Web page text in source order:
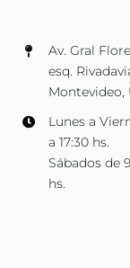
Av. Gral
esq.
Montevideo,
Lunes a
a 17:30 hs.
Sábados de
hs.